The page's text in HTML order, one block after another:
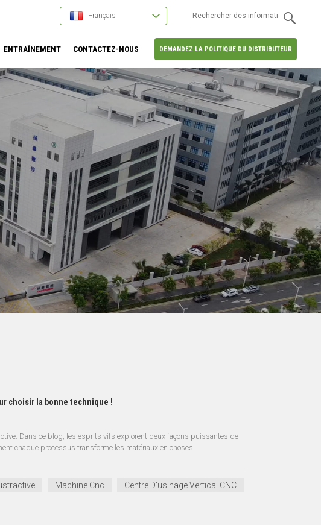
Français
DEMANDEZ LA POLITIQUE DU DISTRIBUTEUR
ENTRAÎNEMENT CONTACTEZ-NOUS
choisir la bonne technique !
Dans ce blog, les esprits vifs explorent deux façons puissantes de
chaque processus transforme les matériaux en choses
Machine Cnc
Centre D'usinage Vertical CNC